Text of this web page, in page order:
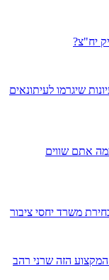
יח"צ?
יחסי ציבור לפרויקט נדל"ן? קבל 5 רעיונות שיגרמו לעיתונאים
אתם שווים
משרד יחסי ציבור
המקצוע הזה שרני רהב